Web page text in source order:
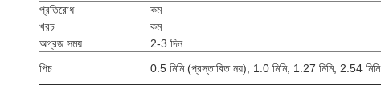
প্রতিরোধ
কম
খরচ
কম
অগ্রজ সময়
2-3 দিন
পিচ
0.5 মিমি (প্রস্তাবিত নয়), 1.0 মিমি, 1.27 মিমি, 2.54 মিমি